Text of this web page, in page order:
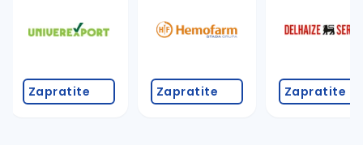
Zapratite Zapratite Zapratite